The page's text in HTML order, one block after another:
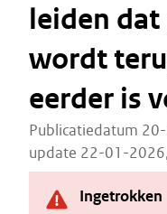
leiden
wordt
eerder is
Publicatiedatum
update 22-01-
Ingetrokken